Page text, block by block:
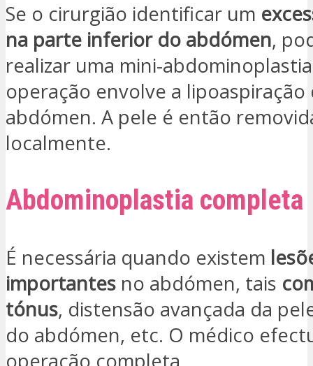
Se o cirurgião identificar um
na parte inferior do abdómen,
realizar uma mini-
operação envolve a lipoaspiração
abdómen. A pele é então
localmente.
Abdominoplastia completa
É necessária quando existem
importantes no abdómen, tais
tónus, distensão avançada da
do abdómen, etc. O médico